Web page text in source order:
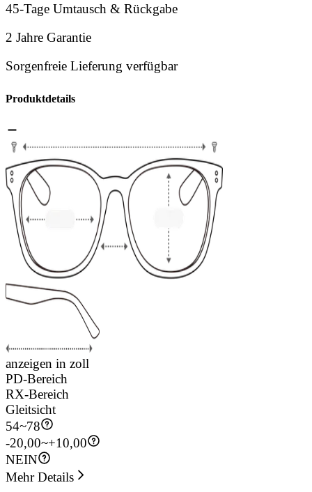
45-Tage Umtausch & Rückgabe
2 Jahre Garantie
Sorgenfreie Lieferung verfügbar
Produktdetails
anzeigen in zoll
PD-Bereich
RX-Bereich
Gleitsicht
54~78
-20,00~+10,00
NEIN
Mehr Details